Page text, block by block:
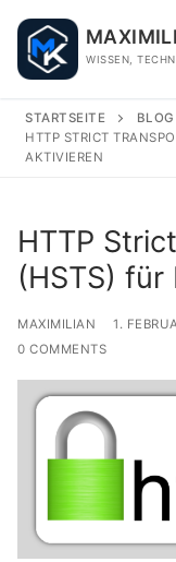
content
WISSEN,
STARTSEITE
BLOG
HTTP STRICT
AKTIVIEREN
HTTP
(HSTS)
MAXIMILIAN 1.
0 COMMENTS